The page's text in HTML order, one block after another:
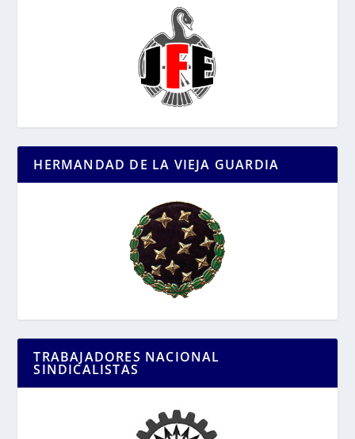
HERMANDAD DE LA VIEJA GUARDIA
TRABAJADORES NACIONAL
SINDICALISTAS